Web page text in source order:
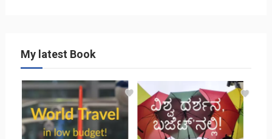
My latest Book